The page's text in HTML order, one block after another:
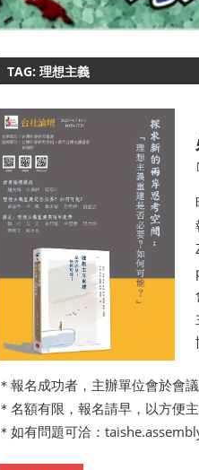
TAG: 理想主義
＊報名成功者，主辦單位會於會
＊名額有限，報名請早，以方便
＊如有問題可洽：